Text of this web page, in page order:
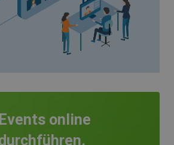
Events online